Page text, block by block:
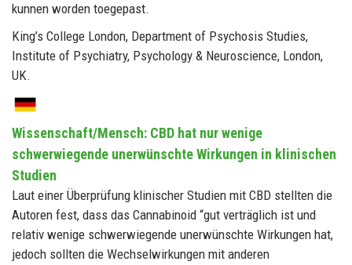
kunnen worden toegepast.
King’s College London, Department of Psychosis Studies,
Institute of Psychiatry, Psychology & Neuroscience, London,
UK.
Wissenschaft/Mensch: CBD hat nur wenige
schwerwiegende unerwünschte Wirkungen in klinischen
Studien
Laut einer Überprüfung klinischer Studien mit CBD stellten die
Autoren fest, dass das Cannabinoid “gut verträglich ist und
relativ wenige schwerwiegende unerwünschte Wirkungen hat,
jedoch sollten die Wechselwirkungen mit anderen